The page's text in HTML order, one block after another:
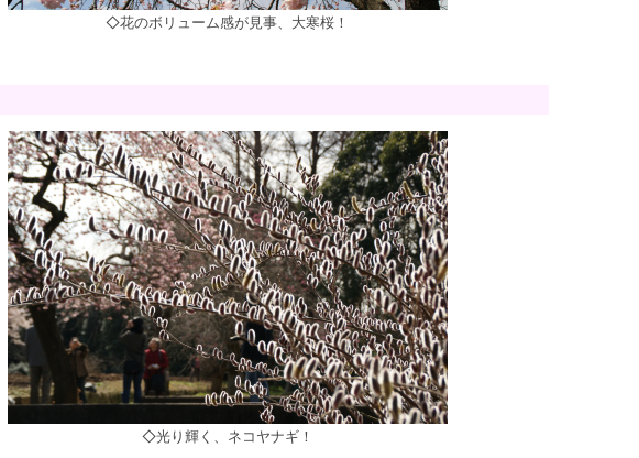
◇花のボリューム感が見事、大寒桜！
◇光り輝く、ネコヤナギ！